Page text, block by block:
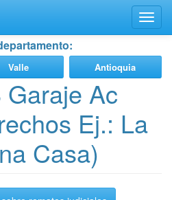
Valle Antioquia
Ac
Ej.: La
Casa)